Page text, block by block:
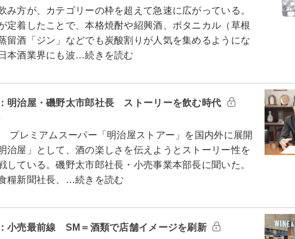
方が、カテゴリーの枠を超えて急速に広がっている。
定着したことで、本格焼酎や紹興酒、ボタニカル（草根
留酒「ジン」などでも炭酸割りが人気を集めるようにな
本酒業界にも波…続きを読む
明治屋・磯野太市郎社長 ストーリーを飲む時代
レミアムスーパー「明治屋ストアー」を国内外に展開
治屋」として、酒の楽しさを伝えようとストーリー性を
している。磯野太市郎社長・小売事業本部長に聞いた。
糧新聞社長、…続きを読む
小売最前線 SM＝酒類で店舗イメージを刷新